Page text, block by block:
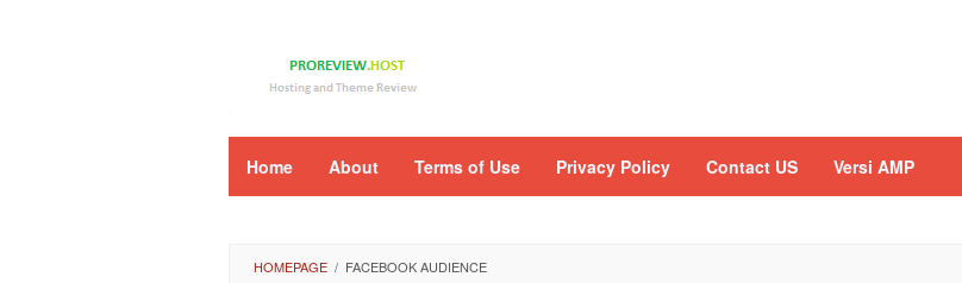
Home About Terms of Use Privacy Policy Contact US Versi AMP
HOMEPAGE / FACEBOOK AUDIENCE